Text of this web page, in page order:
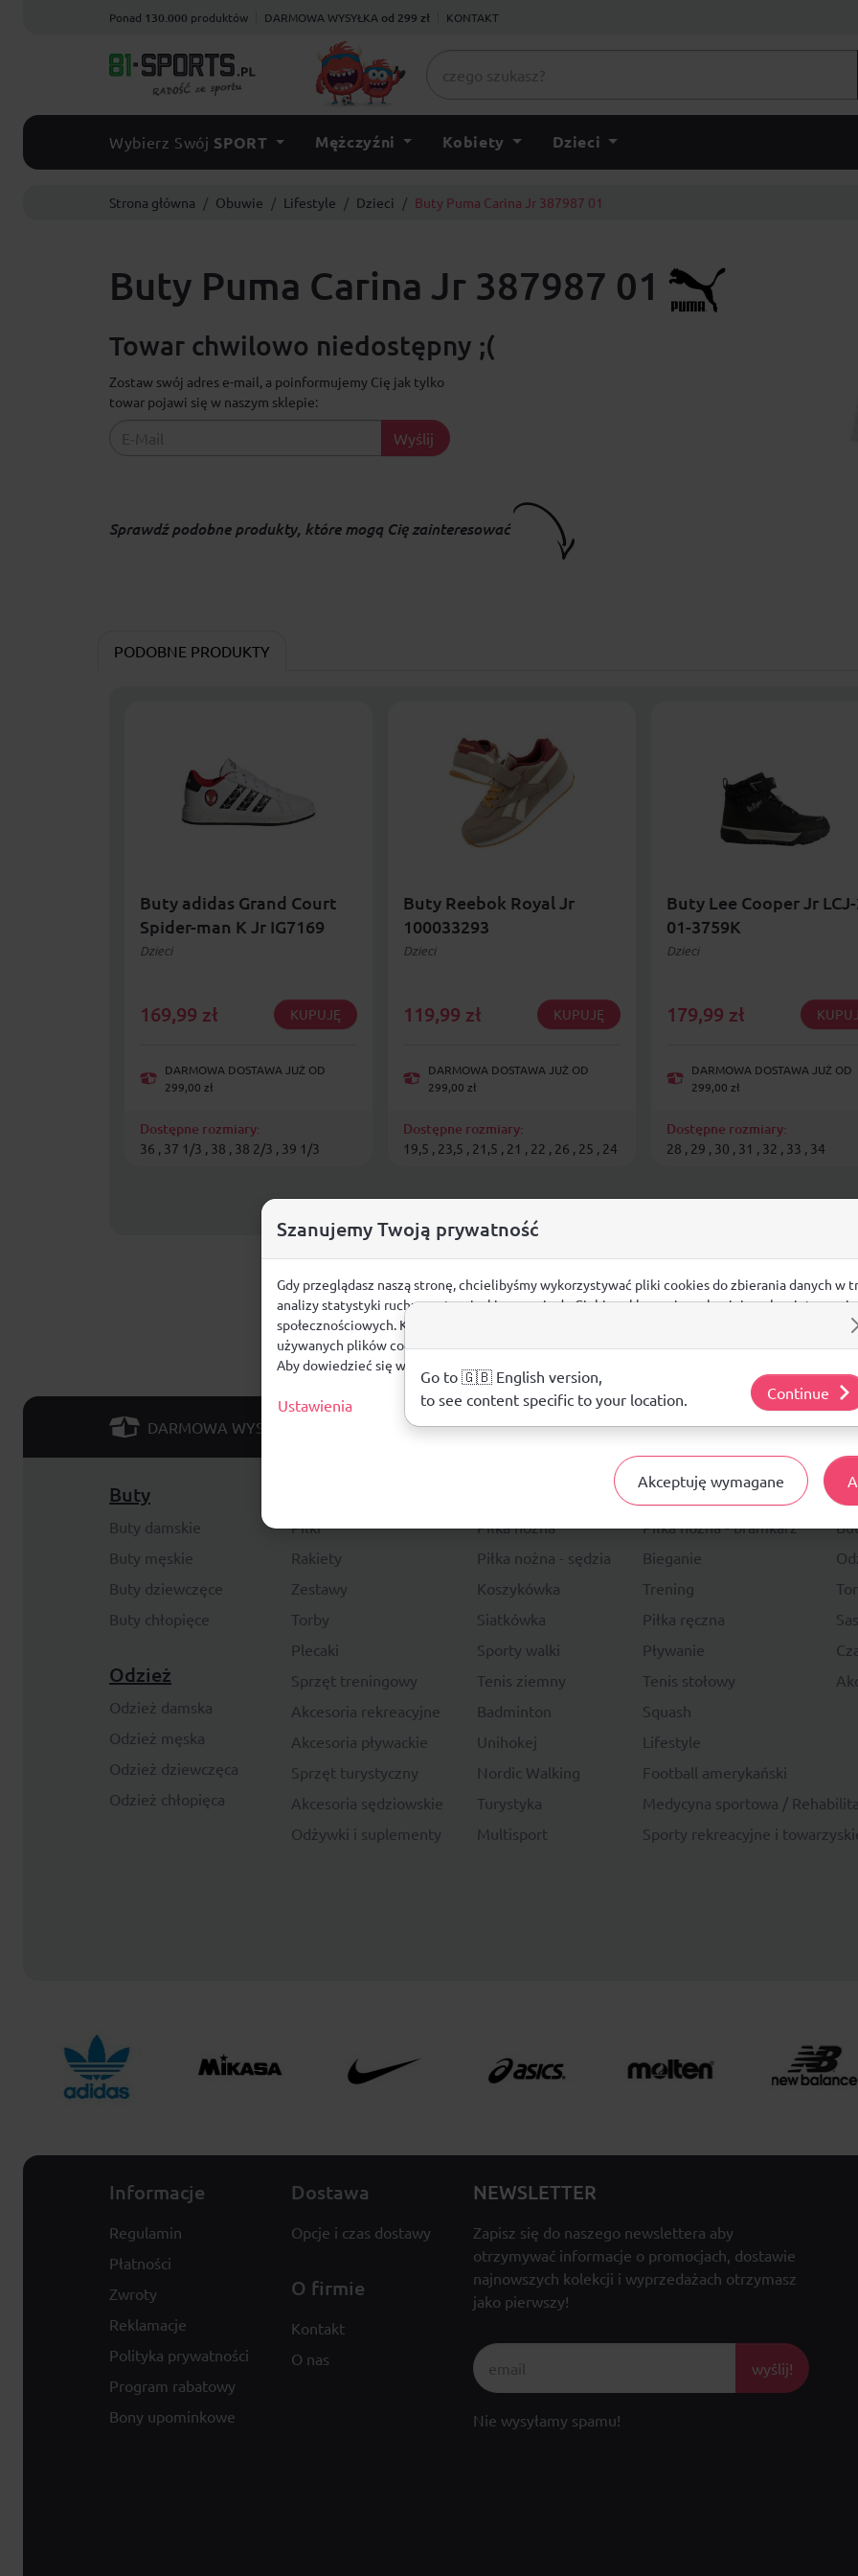
Ponad 130.000 produktów DARMOWA WYSYŁKA od 299 zł KONTAKT
Wybierz Swój SPORT Mężczyźni Kobiety Dzieci
Strona główna Obuwie Lifestyle Dzieci Buty Puma Carina Jr 387987 01
Buty Puma Carina Jr 387987 01
Towar chwilowo niedostępny ;(
Zostaw swój adres e-mail, a poinformujemy Cię jak tylko
towar pojawi się w naszym sklepie:
Wyślij
Sprawdź podobne produkty, które mogą Cię zainteresować
PODOBNE PRODUKTY
Buty adidas Grand Court
Spider-man K Jr IG7169
Dzieci
169,99 zł KUPUJĘ
DARMOWA DOSTAWA JUŻ OD
299,00 zł
Dostępne rozmiary:
36 , 37 1/3 , 38 , 38 2/3 , 39 1/3
Buty Reebok Royal Jr
100033293
Dzieci
119,99 zł KUPUJĘ
DARMOWA DOSTAWA JUŻ OD
299,00 zł
Dostępne rozmiary:
19,5 , 23,5 , 21,5 , 21 , 22 , 26 , 25 , 24
Buty Lee Cooper Jr
01-3759K
Dzieci
179,99 zł
DARMOWA DOSTAWA JUŻ OD
299,00 zł
Dostępne rozmiary:
28 , 29 , 30 , 31 , 32 , 33 , 34
DARMOWA WYSYŁKA 14 DNINA
Buty
Buty damskie
Buty męskie
Buty dziewczęce
Buty chłopięce
Odzież
Odzież damska
Odzież męska
Odzież dziewczęca
Odzież chłopięca
Piłki
Rakiety
Zestawy
Torby
Plecaki
Sprzęt treningowy
Akcesoria rekreacyjne
Akcesoria pływackie
Sprzęt turystyczny
Akcesoria sędziowskie
Odżywki i suplementy
Piłka nożna
Piłka nożna - bramkarz
Piłka nożna - sędzia
Bieganie
Koszykówka
Trening
Siatkówka
Piłka ręczna
Sporty walki
Pływanie
Tenis ziemny
Tenis stołowy
Badminton
Squash
Unihokej
Lifestyle
Nordic Walking
Football amerykański
Turystyka
Medycyna sportowa /
Multisport
Sporty rekreacyjne i
Informacje
Regulamin
Płatności
Zwroty
Reklamacje
Polityka prywatności
Program rabatowy
Bony upominkowe
Dostawa
Opcje i czas dostawy
O firmie
Kontakt
O nas
NEWSLETTER
Zapisz się do naszego newslettera aby
otrzymywać informacje o promocjach, dostawie
najnowszych kolekcji i wyprzedażach otrzymasz
jako pierwszy!
wyślij!
Nie wysyłamy spamu!
Szanujemy Twoją prywatność
Gdy przeglądasz naszą stronę, chcielibyśmy wykorzystywać pliki cookies do zbierania danych w
analizy statystyki ruchu na stronie, kierowania do Ciebie reklam w innych miejscach w
społecznościowych. Kliknij poniżej, by wyrazić zgodę lub przejdź do ustawień, by dokonać
używanych plików cookies.
Aby dowiedzieć się więcej o plikach cookie i tym, jak wykorzystujemy Twoje dane, odwiedź naszą
Ustawienia
Akceptuję wymagane
Go to 🇬🇧 English version,
to see content specific to your location.
Continue